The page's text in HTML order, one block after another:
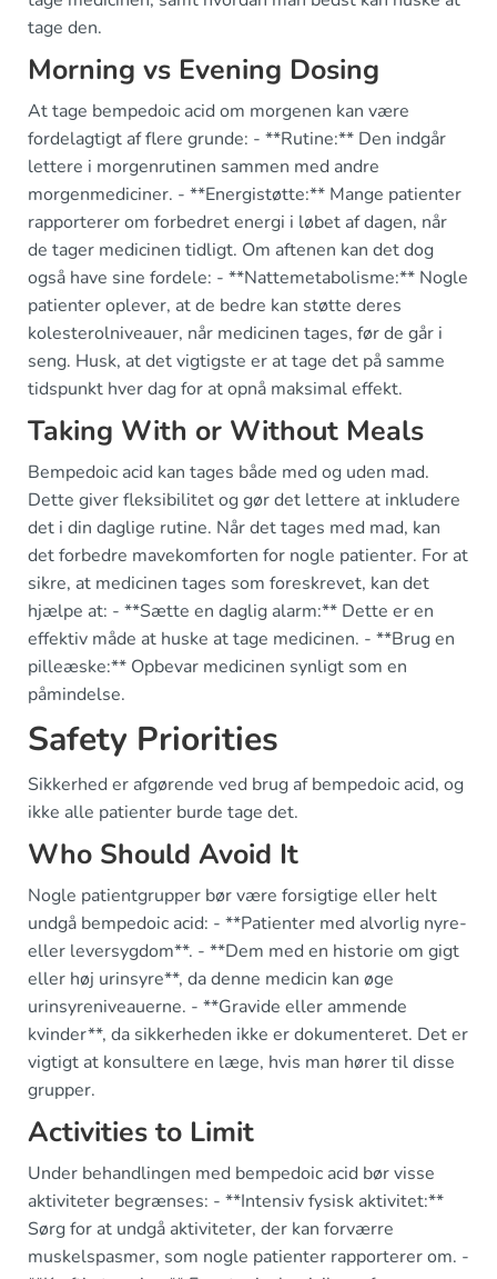
tage den.
Morning vs Evening Dosing
At tage bempedoic acid om morgenen kan være
fordelagtigt af flere grunde: - **Rutine:** Den indgår
lettere i morgenrutinen sammen med andre
morgenmediciner. - **Energistøtte:** Mange patienter
rapporterer om forbedret energi i løbet af dagen, når
de tager medicinen tidligt. Om aftenen kan det dog
også have sine fordele: - **Nattemetabolisme:** Nogle
patienter oplever, at de bedre kan støtte deres
kolesterolniveauer, når medicinen tages, før de går i
seng. Husk, at det vigtigste er at tage det på samme
tidspunkt hver dag for at opnå maksimal effekt.
Taking With or Without Meals
Bempedoic acid kan tages både med og uden mad.
Dette giver fleksibilitet og gør det lettere at inkludere
det i din daglige rutine. Når det tages med mad, kan
det forbedre mavekomforten for nogle patienter. For at
sikre, at medicinen tages som foreskrevet, kan det
hjælpe at: - **Sætte en daglig alarm:** Dette er en
effektiv måde at huske at tage medicinen. - **Brug en
pilleæske:** Opbevar medicinen synligt som en
påmindelse.
Safety Priorities
Sikkerhed er afgørende ved brug af bempedoic acid, og
ikke alle patienter burde tage det.
Who Should Avoid It
Nogle patientgrupper bør være forsigtige eller helt
undgå bempedoic acid: - **Patienter med alvorlig nyre-
eller leversygdom**. - **Dem med en historie om gigt
eller høj urinsyre**, da denne medicin kan øge
urinsyreniveauerne. - **Gravide eller ammende
kvinder**, da sikkerheden ikke er dokumenteret. Det er
vigtigt at konsultere en læge, hvis man hører til disse
grupper.
Activities to Limit
Under behandlingen med bempedoic acid bør visse
aktiviteter begrænses: - **Intensiv fysisk aktivitet:**
Sørg for at undgå aktiviteter, der kan forværre
muskelspasmer, som nogle patienter rapporterer om. -